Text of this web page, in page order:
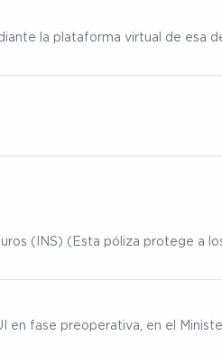
la plataforma virtual de esa
(INS) (Esta póliza protege a
en fase preoperativa, en el